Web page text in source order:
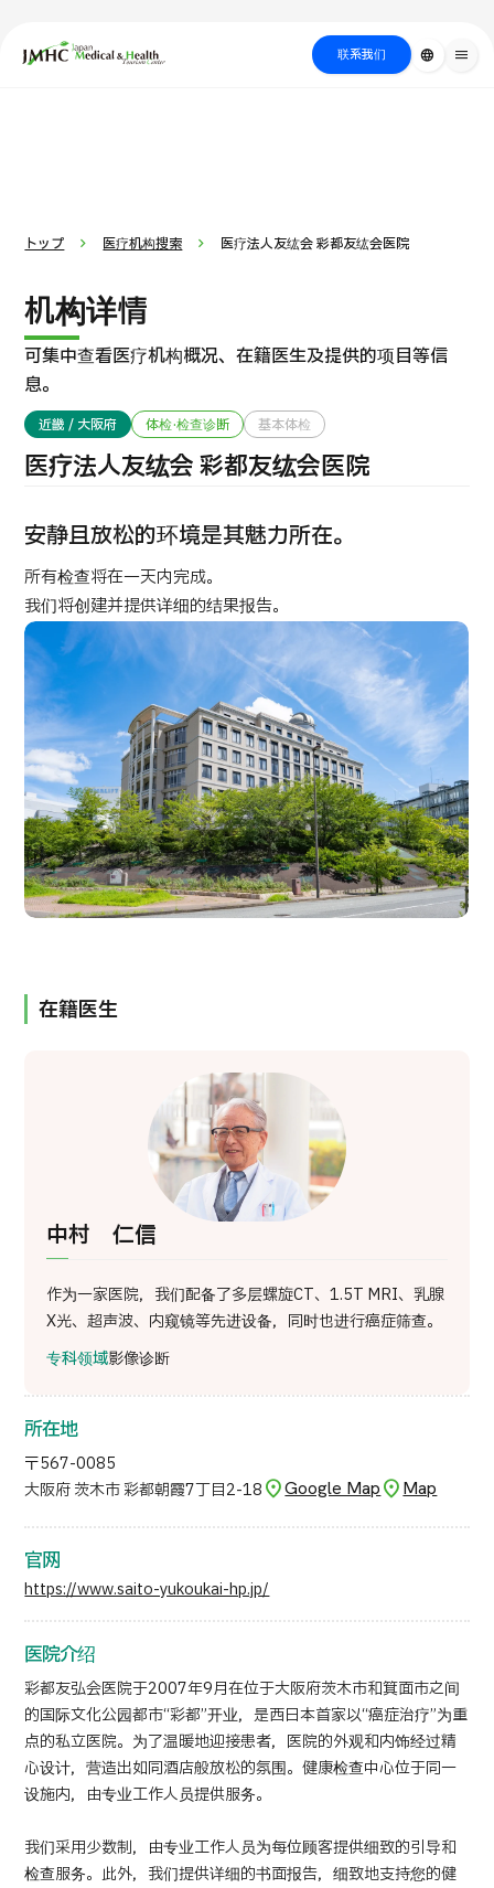
日本医疗健康雅旅中心（JMHC） 联系我们 language menu
TOP
关于JMHC
面向国际患者
关于日本医疗
就诊流程
按部位・疾病搜索
面向医疗机构
运营公司
个人信息保护政策
公司指南与政策
JTB治理
国际 第二医疗意见（湘南镰仓综合医院）
トップ 医疗机构搜索 医疗法人友纮会 彩都友纮会医院
机构详情
可集中查看医疗机构概况、在籍医生及提供的项目等信
息。
近畿 / 大阪府 体检·检查诊断 基本体检
医疗法人友纮会 彩都友纮会医院
在籍医生
中村 仁信
作为一家医院，我们配备了多层螺旋CT、1.5T MRI、乳腺
X光、超声波、内窥镜等先进设备，同时也进行癌症筛查。
专科领域影像诊断
安静且放松的环境是其魅力所在。
所有检查将在一天内完成。
我们将创建并提供详细的结果报告。
所在地
〒567-0085
大阪府 茨木市 彩都朝霞7丁目2-18
Google Map Map
官网
https://www.saito-yukoukai-hp.jp/
医院介绍
彩都友弘会医院于2007年9月在位于大阪府茨木市和箕面市之间
的国际文化公园都市“彩都”开业，是西日本首家以“癌症治疗”为重
点的私立医院。为了温暖地迎接患者，医院的外观和内饰经过精
心设计，营造出如同酒店般放松的氛围。健康检查中心位于同一
设施内，由专业工作人员提供服务。
我们采用少数制，由专业工作人员为每位顾客提供细致的引导和
检查服务。此外，我们提供详细的书面报告，细致地支持您的健